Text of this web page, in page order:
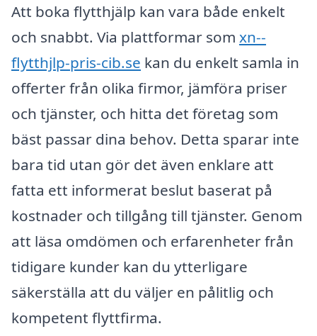
Att boka flytthjälp kan vara både enkelt
och snabbt. Via plattformar som xn--
flytthjlp-pris-cib.se kan du enkelt samla in
offerter från olika firmor, jämföra priser
och tjänster, och hitta det företag som
bäst passar dina behov. Detta sparar inte
bara tid utan gör det även enklare att
fatta ett informerat beslut baserat på
kostnader och tillgång till tjänster. Genom
att läsa omdömen och erfarenheter från
tidigare kunder kan du ytterligare
säkerställa att du väljer en pålitlig och
kompetent flyttfirma.